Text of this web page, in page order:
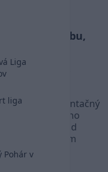
Liga
liga
Pohár v
sme dobu,
hrozí
prázdno.
Nórov
reprezentačný
španielskeho
Madrid Dávid
v českom
fotbalu.